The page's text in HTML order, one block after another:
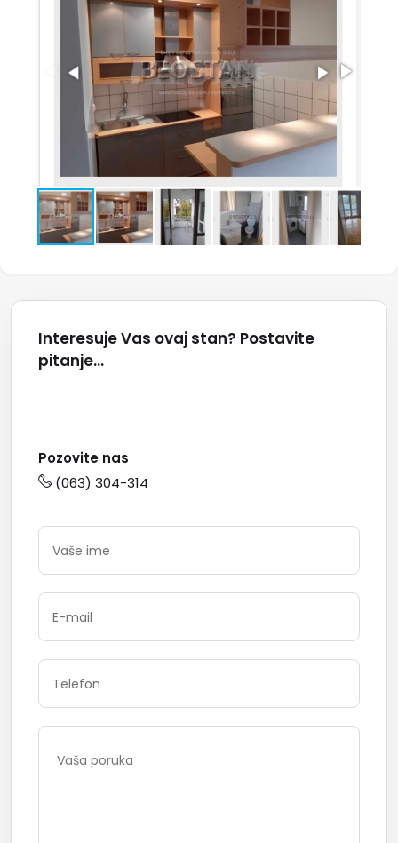
Interesuje Vas ovaj stan? Postavite
pitanje...
Pozovite nas
(063) 304-314